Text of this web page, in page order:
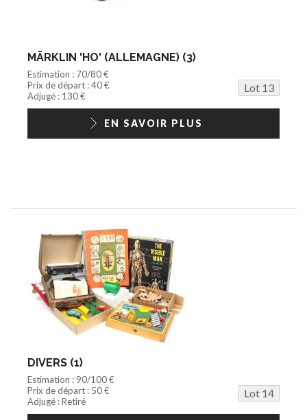
MÄRKLIN 'HO' (ALLEMAGNE) (3)
Estimation : 70/80 €
Prix de départ : 40 €
Lot 13
Adjugé : 130 €
EN SAVOIR PLUS
DIVERS (1)
Estimation : 90/100 €
Prix de départ : 50 €
Lot 14
Adjugé : Retiré